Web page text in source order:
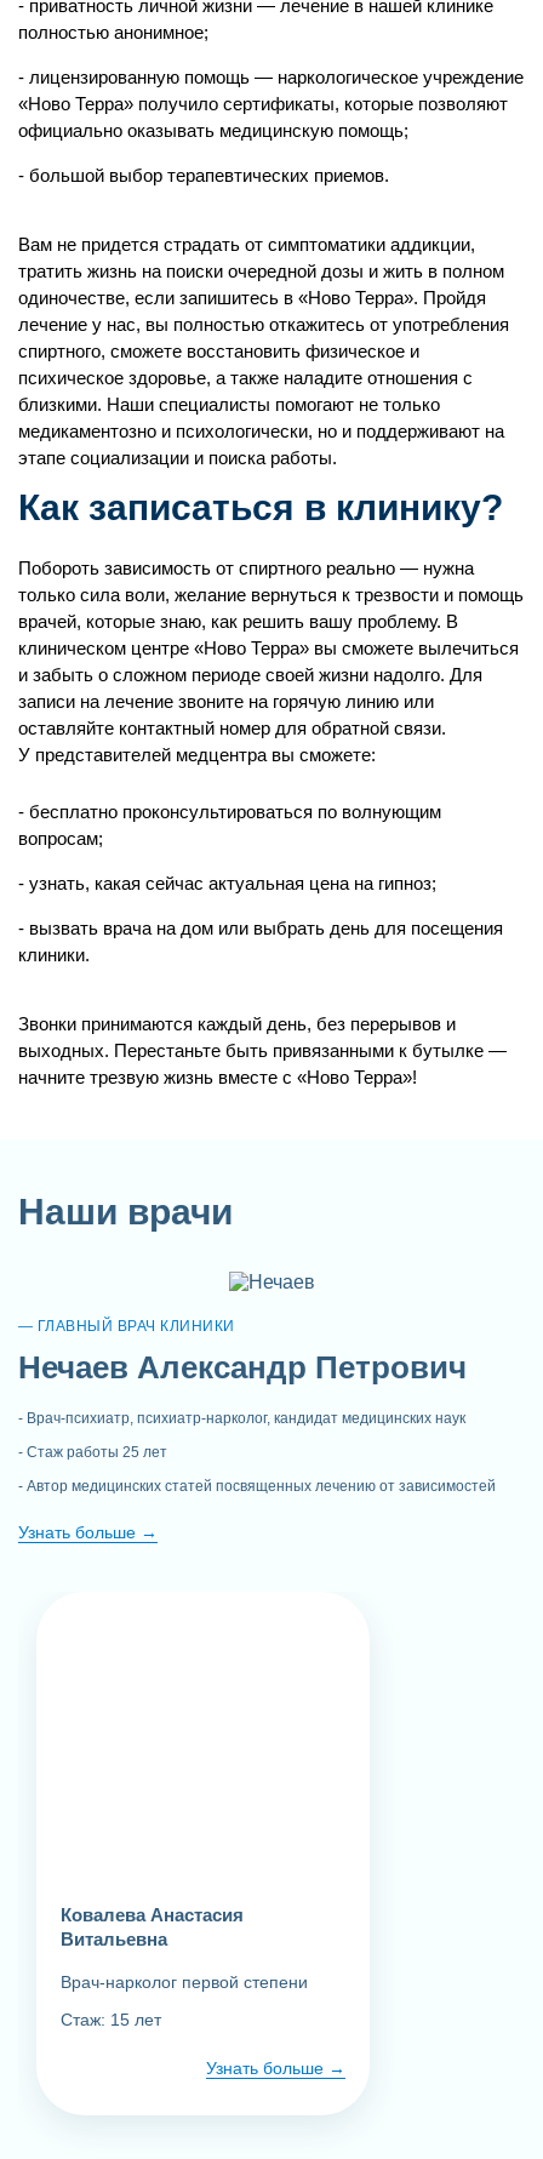
Заказать услугу
Детоксикационная терапия
Седативные препараты (успокаивающие),
противорвотные, витамины
Медикаменты, выводящие ядовитые вещества,
токсины из организма
Дополнительный комплекс питательных веществ и
приватность личной жизни — лечение в нашей клинике
полностью анонимное;
лицензированную помощь — наркологическое учреждение
«Ново Терра» получило сертификаты, которые позволяют
официально оказывать медицинскую помощь;
большой выбор терапевтических приемов.
Вам не придется страдать от симптоматики аддикции,
тратить жизнь на поиски очередной дозы и жить в полном
одиночестве, если запишитесь в «Ново Терра». Пройдя
лечение у нас, вы полностью откажитесь от употребления
спиртного, сможете восстановить физическое и
психическое здоровье, а также наладите отношения с
близкими. Наши специалисты помогают не только
медикаментозно и психологически, но и поддерживают на
этапе социализации и поиска работы.
Как записаться в клинику?
Побороть зависимость от спиртного реально — нужна
только сила воли, желание вернуться к трезвости и помощь
врачей, которые знаю, как решить вашу проблему. В
клиническом центре «Ново Терра» вы сможете вылечиться
и забыть о сложном периоде своей жизни надолго. Для
записи на лечение звоните на горячую линию или
оставляйте контактный номер для обратной связи.
У представителей медцентра вы сможете:
бесплатно проконсультироваться по волнующим
вопросам;
узнать, какая сейчас актуальная цена на гипноз;
вызвать врача на дом или выбрать день для посещения
клиники.
Звонки принимаются каждый день, без перерывов и
выходных. Перестаньте быть привязанными к бутылке —
начните трезвую жизнь вместе с «Ново Терра»!
Наши врачи
ГЛАВНЫЙ ВРАЧ КЛИНИКИ
Нечаев Александр Петрович
Врач-психиатр, психиатр-нарколог, кандидат медицинских наук
Стаж работы 25 лет
Автор медицинских статей посвященных лечению от зависимостей
Узнать больше
Ковалева Анастасия
Витальевна
Врач-нарколог первой степени
Стаж: 15 лет
Узнать больше